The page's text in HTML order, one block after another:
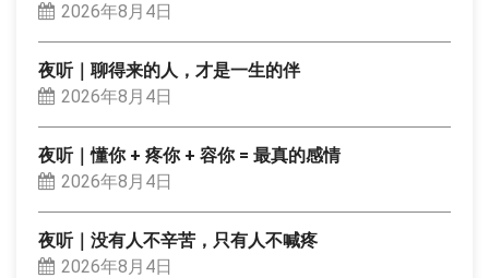
2026年8月4日
夜听｜聊得来的人，才是一生的伴
2026年8月4日
夜听｜懂你 + 疼你 + 容你 = 最真的感情
2026年8月4日
夜听｜没有人不辛苦，只有人不喊疼
2026年8月4日